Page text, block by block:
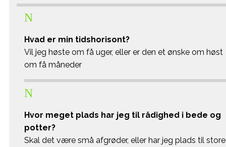
N
Hvad er min tidshorisont?
Vil jeg høste om få uger, eller er den et ønske om høst
om få måneder
N
Hvor meget plads har jeg til rådighed i bede og
potter?
Skal det være små afgrøder, eller har jeg plads til store